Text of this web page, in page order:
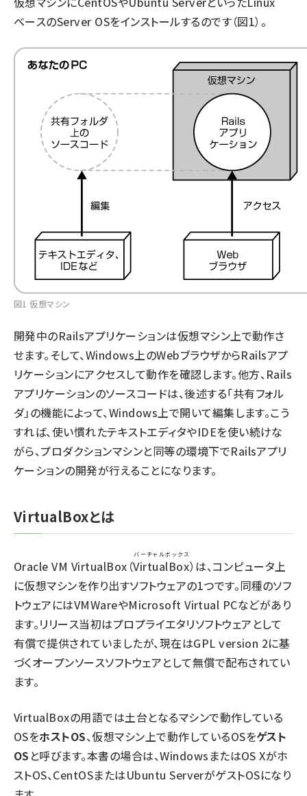
ベースのServer OSをインストールするのです（図1）。
図1 仮想マシン
開発中のRailsアプリケーションは仮想マシン上で動作さ
せます。そして、Windows上のWebブラウザからRailsアプ
リケーションにアクセスして動作を確認します。他方、Rails
アプリケーションのソースコードは、後述する「共有フォル
ダ」の機能によって、Windows上で開いて編集します。こう
すれば、使い慣れたテキストエディタやIDEを使い続けな
がら、プロダクションマシンと同等の環境下でRailsアプリ
ケーションの開発が行えることになります。
VirtualBoxとは
Oracle VM VirtualBox（VirtualBox
バーチャルボックス
）は、コンピュータ上
に仮想マシンを作り出すソフトウェアの1つです。同種のソフ
トウェアにはVMWareやMicrosoft Virtual PCなどがあり
ます。リリース当初はプロプライエタリソフトウェアとして
有償で提供されていましたが、現在はGPL version 2に基
づくオープンソースソフトウェアとして無償で配布されてい
ます。
VirtualBoxの用語では土台となるマシンで動作している
OSをホストOS、仮想マシン上で動作しているOSをゲスト
OS と呼びます。本書の場合は、WindowsまたはOS Xがホ
ストOS、CentOSまたはUbuntu ServerがゲストOSになり